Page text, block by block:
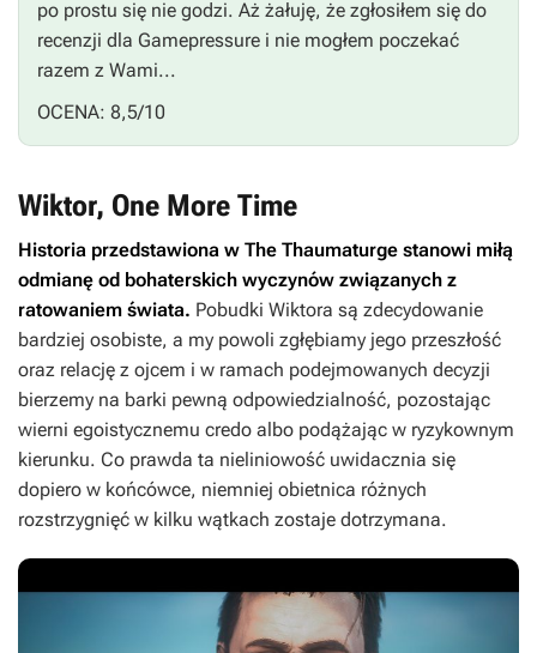
po prostu się nie godzi. Aż żałuję, że zgłosiłem się do
recenzji dla Gamepressure i nie mogłem poczekać
razem z Wami...
OCENA: 8,5/10
Wiktor, One More Time
Historia przedstawiona w The Thaumaturge stanowi miłą
odmianę od bohaterskich wyczynów związanych z
ratowaniem świata. Pobudki Wiktora są zdecydowanie
bardziej osobiste, a my powoli zgłębiamy jego przeszłość
oraz relację z ojcem i w ramach podejmowanych decyzji
bierzemy na barki pewną odpowiedzialność, pozostając
wierni egoistycznemu credo albo podążając w ryzykownym
kierunku. Co prawda ta nieliniowość uwidacznia się
dopiero w końcówce, niemniej obietnica różnych
rozstrzygnięć w kilku wątkach zostaje dotrzymana.